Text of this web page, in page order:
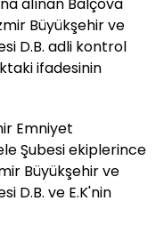
Büyükşehir ve
D.B. adli kontrol
ifadesinin
Emniyet
Şubesi ekiplerince
Büyükşehir ve
D.B. ve E.K'nin